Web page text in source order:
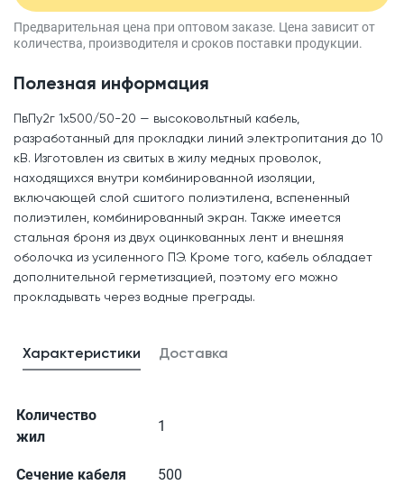
Предварительная цена при оптовом заказе. Цена зависит от
количества, производителя и сроков поставки продукции.
Полезная информация
ПвПу2г 1x500/50-20 — высоковольтный кабель,
разработанный для прокладки линий электропитания до 10
кВ. Изготовлен из свитых в жилу медных проволок,
находящихся внутри комбинированной изоляции,
включающей слой сшитого полиэтилена, вспененный
полиэтилен, комбинированный экран. Также имеется
стальная броня из двух оцинкованных лент и внешняя
оболочка из усиленного ПЭ. Кроме того, кабель обладает
дополнительной герметизацией, поэтому его можно
прокладывать через водные преграды.
Характеристики Доставка
Количество
жил
1
Сечение кабеля 500